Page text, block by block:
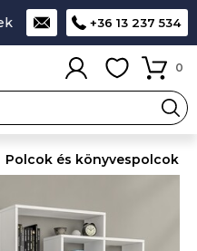
A legjobb design-minőség-
+36 13 237 534
0
Polcok és könyvespolcok